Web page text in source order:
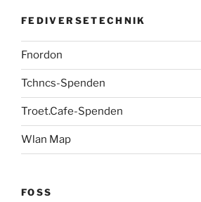
FEDIVERSETECHNIK
Fnordon
Tchncs-Spenden
Troet.Cafe-Spenden
Wlan Map
FOSS